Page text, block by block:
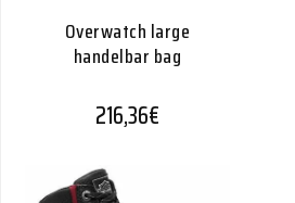
Overwatch large
handelbar bag
216,36€